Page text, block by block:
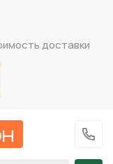
доставки
+7